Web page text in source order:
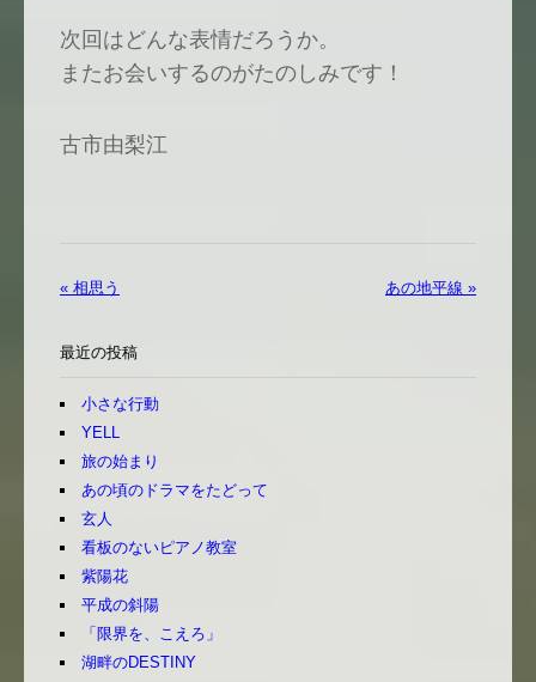
次回はどんな表情だろうか。
またお会いするのがたのしみです！
古市由梨江
« 相思う あの地平線 »
最近の投稿
小さな行動
YELL
旅の始まり
あの頃のドラマをたどって
玄人
看板のないピアノ教室
紫陽花
平成の斜陽
「限界を、こえろ」
湖畔のDESTINY